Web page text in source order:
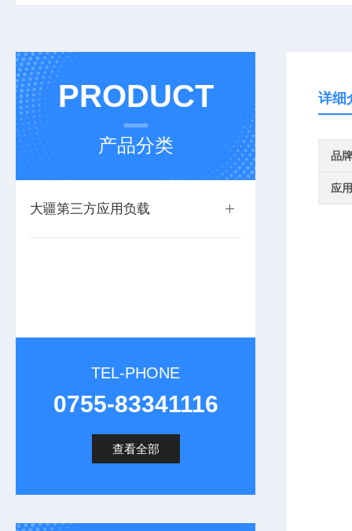
PRODUCT
产品分类
大疆第三方应用负载
TEL-PHONE
0755-83341116
查看全部
详细
品牌
应